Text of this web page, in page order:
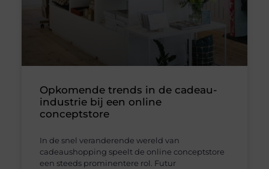
Opkomende trends in de cadeau-
industrie bij een online
conceptstore
In de snel veranderende wereld van
cadeaushopping speelt de online conceptstore
een steeds prominentere rol. Futur